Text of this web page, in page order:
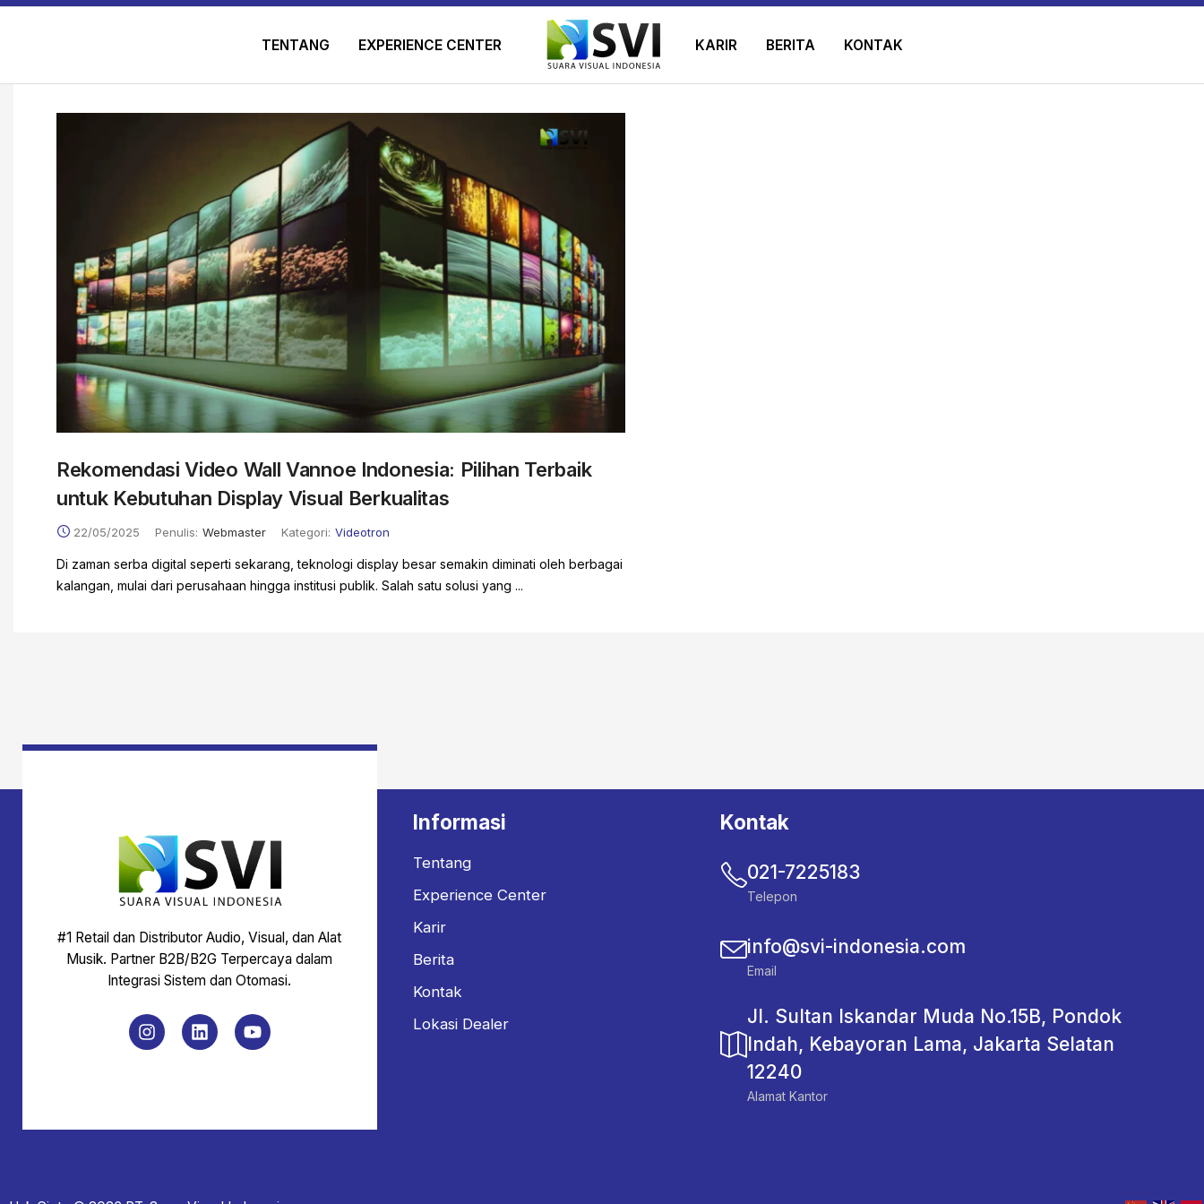
TENTANG EXPERIENCE CENTER KARIR BERITA KONTAK
Rekomendasi Video Wall Vannoe Indonesia: Pilihan Terbaik
untuk Kebutuhan Display Visual Berkualitas
22/05/2025 Penulis: Webmaster Kategori: Videotron
Di zaman serba digital seperti sekarang, teknologi display besar semakin diminati oleh berbagai
kalangan, mulai dari perusahaan hingga institusi publik. Salah satu solusi yang ...
#1 Retail dan Distributor Audio, Visual, dan Alat
Musik. Partner B2B/B2G Terpercaya dalam
Integrasi Sistem dan Otomasi.
Informasi
Tentang
Experience Center
Karir
Berita
Kontak
Lokasi Dealer
Kontak
021-7225183
Telepon
info@svi-indonesia.com
Email
Jl. Sultan Iskandar Muda No.15B, Pondok
Indah, Kebayoran Lama, Jakarta Selatan
12240
Alamat Kantor